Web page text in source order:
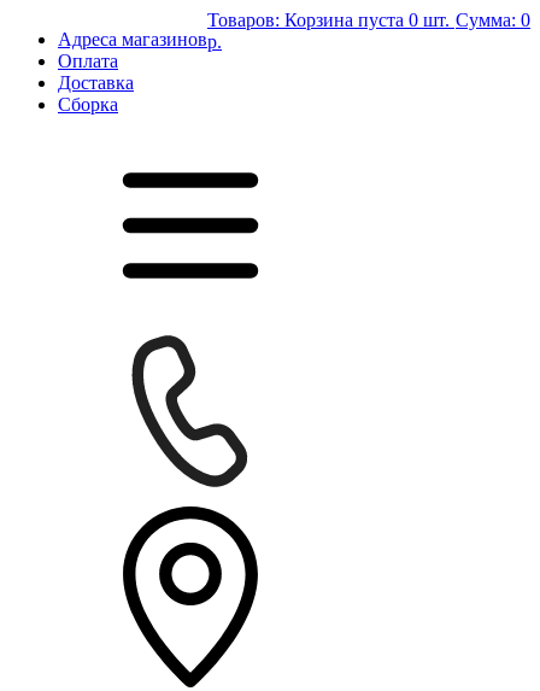
Адреса магазинов
Оплата
Доставка
Сборка
Товаров: Корзина пуста 0 шт. Сумма: 0
р.